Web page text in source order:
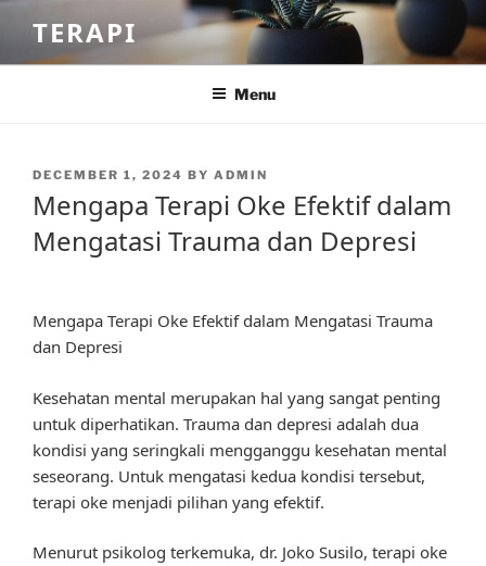
content
TERAPI
Menu
POSTED
DECEMBER 1, 2024 BY ADMIN
Mengapa Terapi Oke Efektif dalam
Mengatasi Trauma dan Depresi
Mengapa Terapi Oke Efektif dalam Mengatasi Trauma
dan Depresi
Kesehatan mental merupakan hal yang sangat penting
untuk diperhatikan. Trauma dan depresi adalah dua
kondisi yang seringkali mengganggu kesehatan mental
seseorang. Untuk mengatasi kedua kondisi tersebut,
terapi oke menjadi pilihan yang efektif.
Menurut psikolog terkemuka, dr. Joko Susilo, terapi oke